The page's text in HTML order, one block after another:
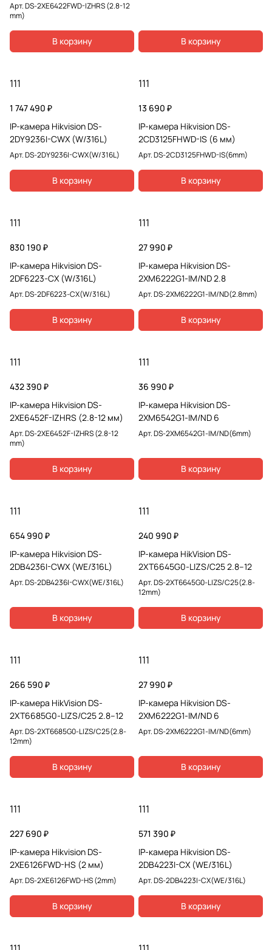
Арт.DS-2XE6422FWD-IZHRS (2.8-12
mm)
В корзину В корзину
111
1 747 490 ₽
IP-камера Hikvision DS-
2DY9236I-CWX (W/316L)
Арт.DS-2DY9236I-CWX(W/316L)
В корзину
111
13 690 ₽
IP-камера Hikvision DS-
2CD3125FHWD-IS (6 мм)
Арт.DS-2CD3125FHWD-IS(6mm)
В корзину
111
830 190 ₽
IP-камера Hikvision DS-
2DF6223-CX (W/316L)
Арт.DS-2DF6223-CX(W/316L)
В корзину
111
27 990 ₽
IP-камера Hikvision DS-
2XM6222G1-IM/ND 2.8
Арт.DS-2XM6222G1-IM/ND(2.8mm)
В корзину
111
432 390 ₽
IP-камера Hikvision DS-
2XE6452F-IZHRS (2.8-12 мм)
Арт.DS-2XE6452F-IZHRS (2.8-12
mm)
В корзину
111
36 990 ₽
IP-камера Hikvision DS-
2XM6542G1-IM/ND 6
Арт.DS-2XM6542G1-IM/ND(6mm)
В корзину
111
654 990 ₽
IP-камера Hikvision DS-
2DB4236I-CWX (WE/316L)
Арт.DS-2DB4236I-CWX(WE/316L)
В корзину
111
240 990 ₽
IP-камера HikVision DS-
2XT6645G0-LIZS/C25 2.8–12
Арт.DS-2XT6645G0-LIZS/C25(2.8-
12mm)
В корзину
111
266 590 ₽
IP-камера HikVision DS-
2XT6685G0-LIZS/C25 2.8–12
Арт.DS-2XT6685G0-LIZS/C25(2.8-
12mm)
В корзину
111
27 990 ₽
IP-камера Hikvision DS-
2XM6222G1-IM/ND 6
Арт.DS-2XM6222G1-IM/ND(6mm)
В корзину
111
227 690 ₽
IP-камера Hikvision DS-
2XE6126FWD-HS (2 мм)
Арт.DS-2XE6126FWD-HS (2mm)
В корзину
111
571 390 ₽
IP-камера Hikvision DS-
2DB4223I-CX (WE/316L)
Арт.DS-2DB4223I-CX(WE/316L)
В корзину